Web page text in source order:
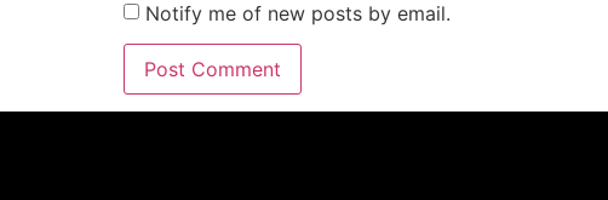
Notify me of new posts by email.